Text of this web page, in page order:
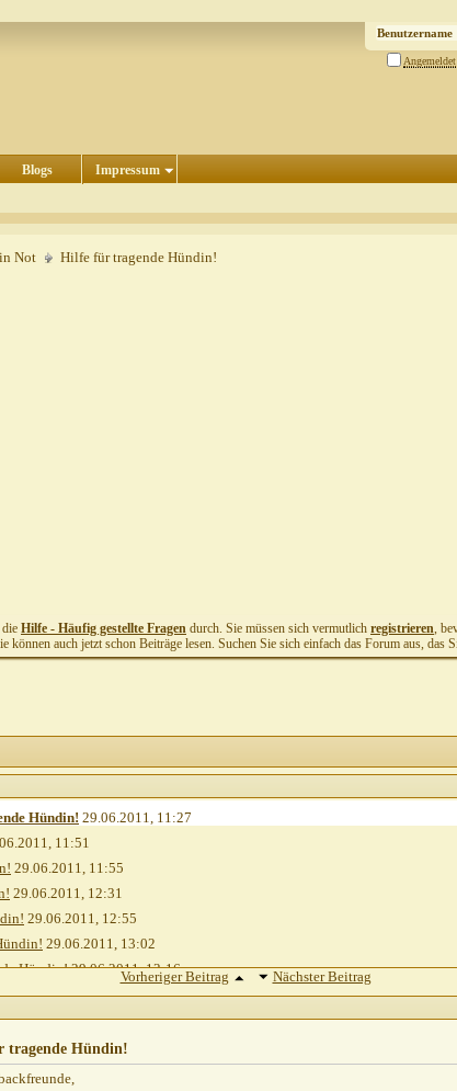
Blogs Impressum
Not Hilfe für tragende Hündin!
Hilfe - Häufig gestellte Fragen durch. Sie müssen sich vermutlich registrieren,
können auch jetzt schon Beiträge lesen. Suchen Sie sich einfach das Forum aus, das
Hündin! 29.06.2011, 11:27
11:51
29.06.2011, 11:55
29.06.2011, 12:31
29.06.2011, 12:55
29.06.2011, 13:02
Hündin!29.06.2011,13:16
13:17
13:23
14:25
30.06.2011,09:47
Vorheriger Beitrag Nächster Beitrag
tragende Hündin!